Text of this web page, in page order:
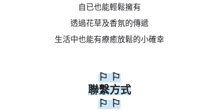
自已也能輕鬆擁有
透過花草及香氛的傳遞
生活中也能有療癒放鬆的小確幸
⚐ ⚐
聯繫方式
⚐ ⚐